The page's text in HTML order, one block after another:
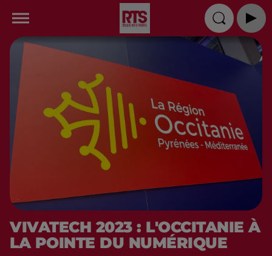
VIVATECH 2023 : L'OCCITANIE À
LA POINTE DU NUMÉRIQUE